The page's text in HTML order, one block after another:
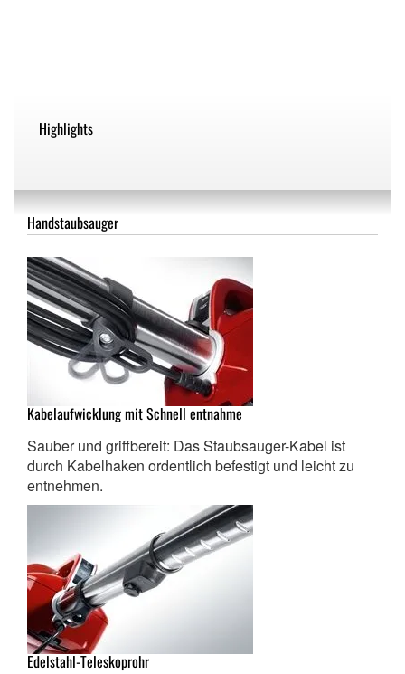
Highlights
Handstaubsauger
Kabelaufwicklung mit Schnell entnahme
Sauber und griffbereit: Das Staubsauger-Kabel ist
durch Kabelhaken ordentlich befestigt und leicht zu
entnehmen.
Edelstahl-Teleskoprohr